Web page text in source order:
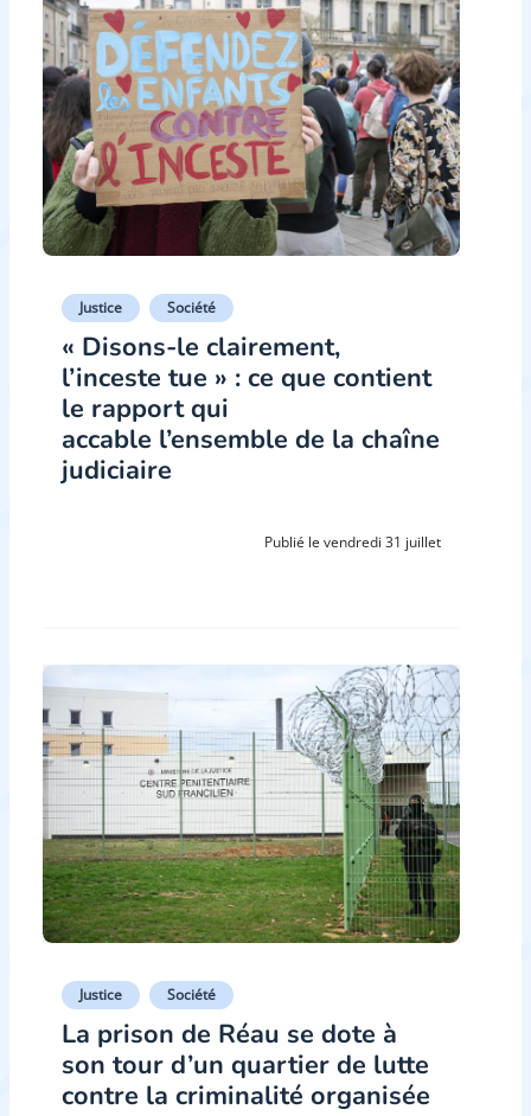
Justice Société
« Disons-le clairement,
l’inceste tue » : ce que contient
le rapport qui
accable l’ensemble de la chaîne
judiciaire
Publié le vendredi 31 juillet
Justice Société
La prison de Réau se dote à
son tour d’un quartier de lutte
contre la criminalité organisée